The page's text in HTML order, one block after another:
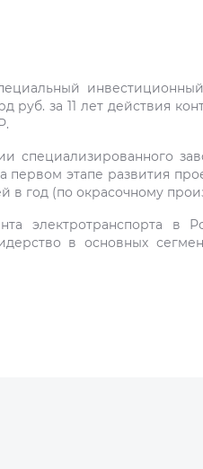
за 11 лет действия
специализированного
этапе развития
в год (по окрасочному
электротранспорта в
в основных